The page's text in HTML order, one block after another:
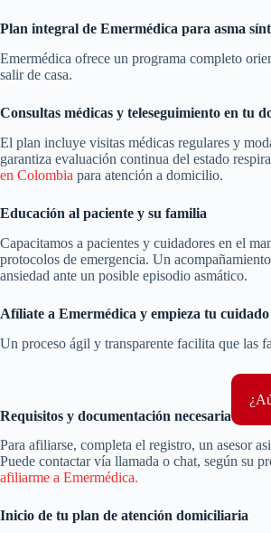
Plan integral de Emermédica para asma
Emermédica ofrece un programa completo
salir de casa.
Consultas médicas y teleseguimiento en tu
El plan incluye visitas médicas regulares y
garantiza evaluación continua del estado
en Colombia para atención a domicilio.
Educación al paciente y su familia
Capacitamos a pacientes y cuidadores en el
protocolos de emergencia. Un
ansiedad ante un posible episodio asmático.
Afíliate a Emermédica y empieza tu cuidado
Un proceso ágil y transparente facilita que las
Requisitos y documentación necesaria
Para afiliarse, completa el registro, un asesor
Puede contactar vía llamada o chat, según su
afiliarme a Emermédica.
Inicio de tu plan de atención domiciliaria